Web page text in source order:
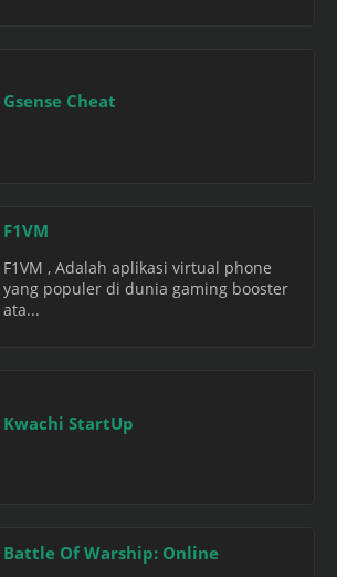
Gsense Cheat
F1VM
F1VM , Adalah aplikasi virtual phone
yang populer di dunia gaming booster
ata...
Kwachi StartUp
Battle Of Warship: Online